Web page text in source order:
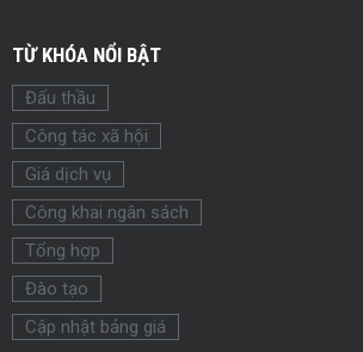
TỪ KHÓA NỔI BẬT
Đấu thầu
Công tác xã hội
Giá dịch vụ
Công khai ngân sách
Tổng hợp
Đào tạo
Cập nhật bảng giá